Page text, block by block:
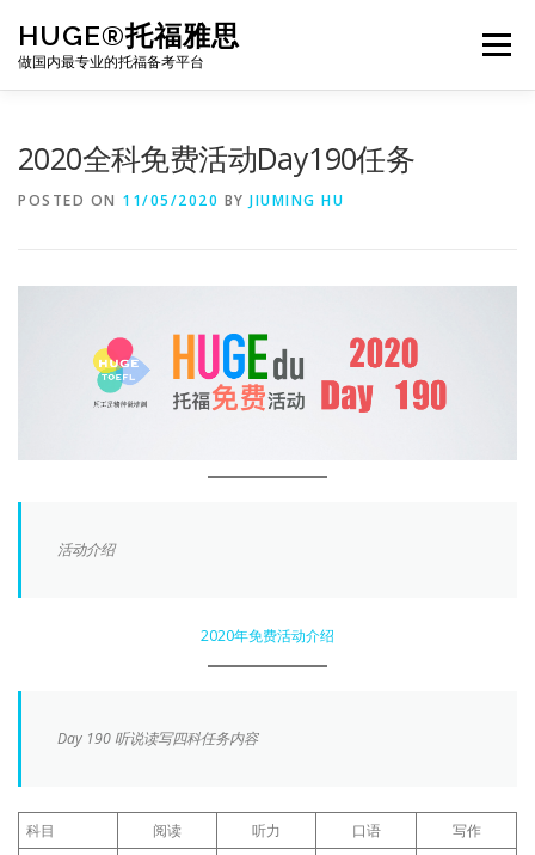
content
HUGE®托福雅思
做国内最专业的托福备考平台
Menu
2020全科免费活动Day190任务
POSTED ON 11/05/2020 BY JIUMING HU
活动介绍
2020年免费活动介绍
Day 190 听说读写四科任务内容
科目 阅读 听力 口语 写作